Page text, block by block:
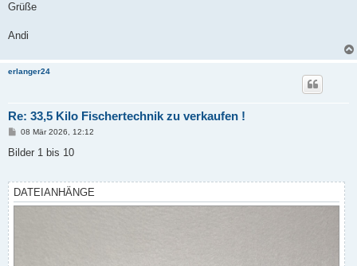
Grüße
Andi
erlanger24
Re: 33,5 Kilo Fischertechnik zu verkaufen !
B
i
g
08 Mär 2026, 12:12
Bilder 1 bis 10
DATEIANHÄNGE